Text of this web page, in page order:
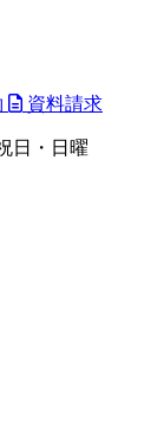
資料請求
日・日曜